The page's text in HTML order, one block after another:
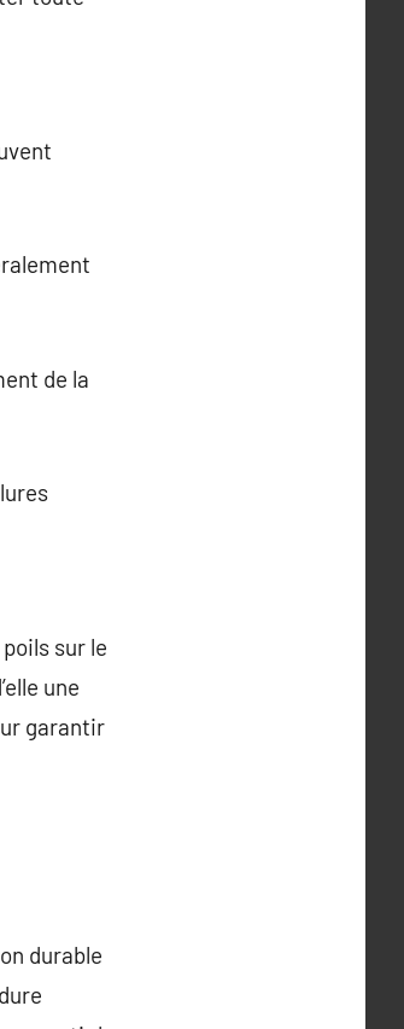
de la
sur le
une
garantir
durable